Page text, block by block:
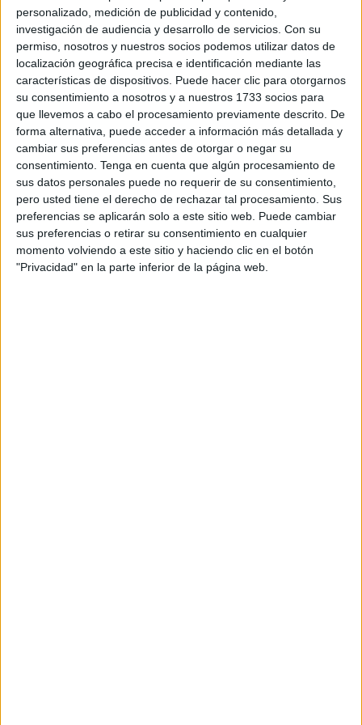
personalizado, medición de publicidad y contenido,
investigación de audiencia y desarrollo de servicios. Con su
permiso, nosotros y nuestros socios podemos utilizar datos de
localización geográfica precisa e identificación mediante las
características de dispositivos. Puede hacer clic para otorgarnos
su consentimiento a nosotros y a nuestros 1733 socios para
que llevemos a cabo el procesamiento previamente descrito. De
forma alternativa, puede acceder a información más detallada y
cambiar sus preferencias antes de otorgar o negar su
consentimiento. Tenga en cuenta que algún procesamiento de
sus datos personales puede no requerir de su consentimiento,
pero usted tiene el derecho de rechazar tal procesamiento. Sus
preferencias se aplicarán solo a este sitio web. Puede cambiar
sus preferencias o retirar su consentimiento en cualquier
momento volviendo a este sitio y haciendo clic en el botón
"Privacidad" en la parte inferior de la página web.
a las manos de David Gil. Amenazaba el Speedy
González del 4-3-3.
El Cádiz intentó tener por momentos el control del balón,
pero poco le duró. No se atrevían del todo los amarillos.
Aisar tuvo la siguiente del Ceuta. Un centró de Koné, que
desvía Gil y el chico de El Príncipe le da de cabeza
forzado mandándola alta.
El Cádiz avisó por primera vez en el minuto 12. Un balón
al hueco de De La Rosa acabó con un remate al palo, que
parece que rozó Guille, de Álvaro García Pascual.